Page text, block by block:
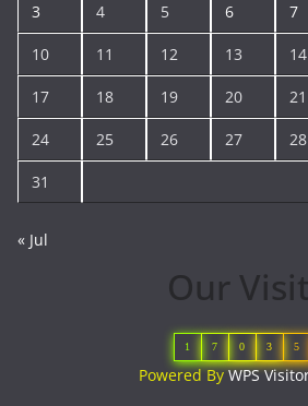
3 4 5 6 7
10 11 12 13 14
17 18 19 20 21
24 25 26 27 28
31
« Jul
Our
1 7 0 3 5
Powered ByWPS